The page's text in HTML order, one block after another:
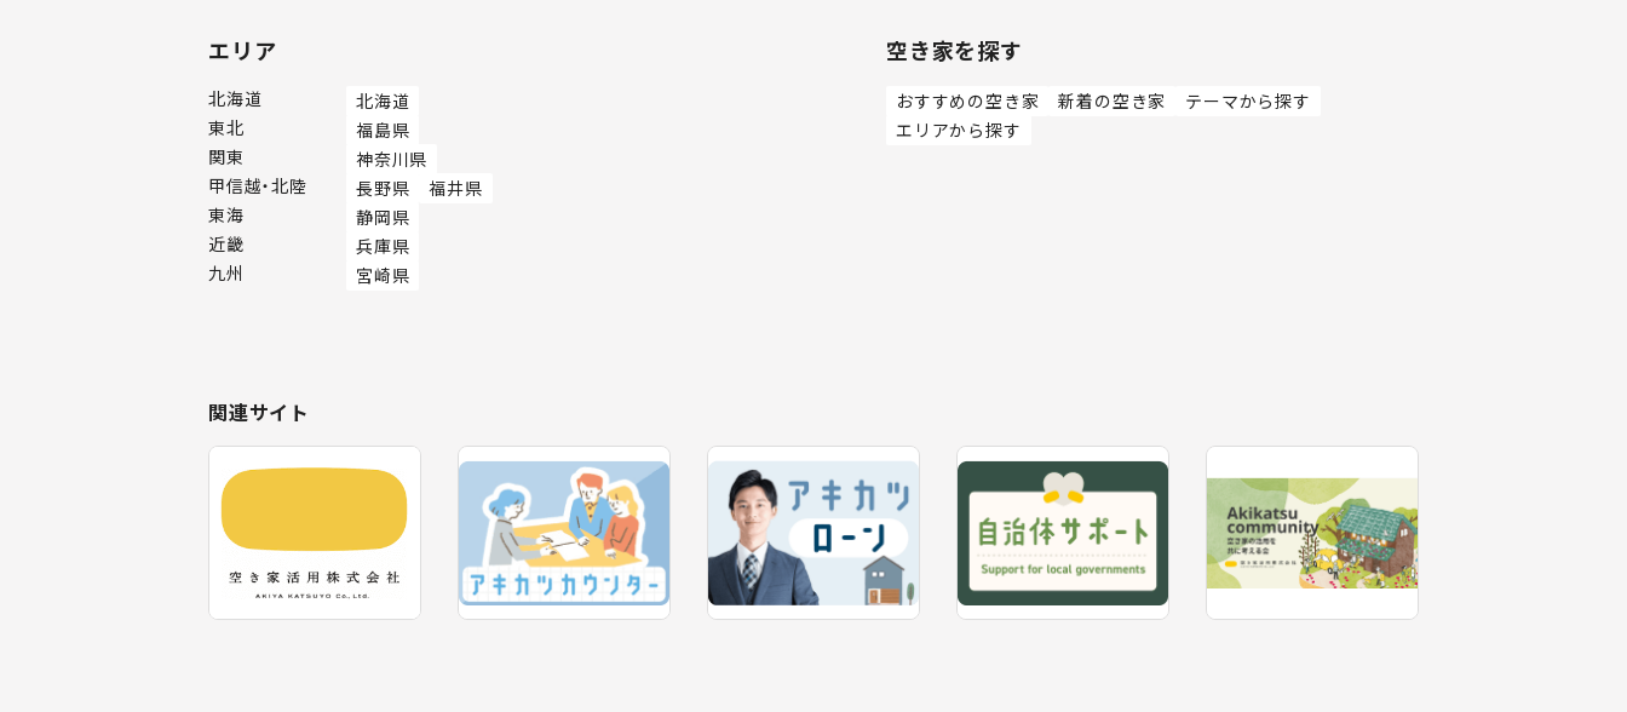
エリア
北海道
北海道
東北
福島県
関東
神奈川県
甲信越・北陸
長野県
福井県
東海
静岡県
近畿
兵庫県
九州
宮崎県
空き家を探す
おすすめの空き家 新着の空き家
テーマから探す
エリアから探す
関連サイト